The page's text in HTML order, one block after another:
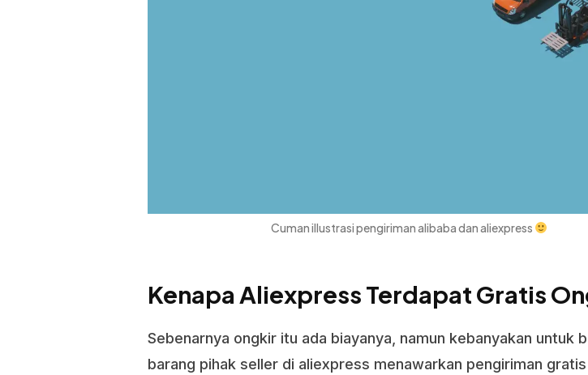
Cuman illustrasi pengiriman alibaba dan aliexpress
Kenapa Aliexpress Terdapat Gratis
Sebenarnya ongkir itu ada biayanya, namun kebanyakan untuk
barang pihak seller di aliexpress menawarkan pengiriman